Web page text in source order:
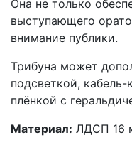
Она не только
выступающего
внимание публики.
Трибуна может
подсветкой,
плёнкой с
Материал: ЛДСП 16